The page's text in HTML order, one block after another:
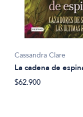
Cassandra Clare
La cadena de
$62.900